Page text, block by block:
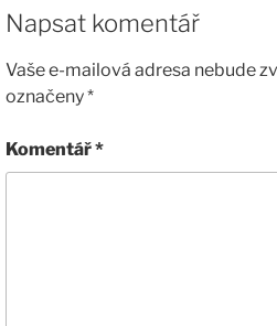
Napsat komentář
Vaše e-mailová adresa nebude
označeny*
Komentář*